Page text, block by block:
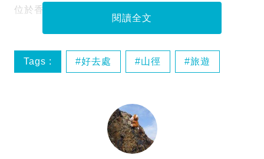
位於香港最南端滿是奇石的小島，蒲台島。
閱讀全文
Tags : 好去處 山徑 旅遊